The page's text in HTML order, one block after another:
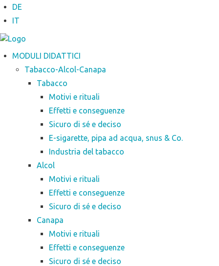
DE
IT
MODULI DIDATTICI
Tabacco-Alcol-Canapa
Tabacco
Motivi e rituali
Effetti e conseguenze
Sicuro di sé e deciso
E-sigarette, pipa ad acqua, snus & Co.
Industria del tabacco
Alcol
Motivi e rituali
Effetti e conseguenze
Sicuro di sé e deciso
Canapa
Motivi e rituali
Effetti e conseguenze
Sicuro di sé e deciso